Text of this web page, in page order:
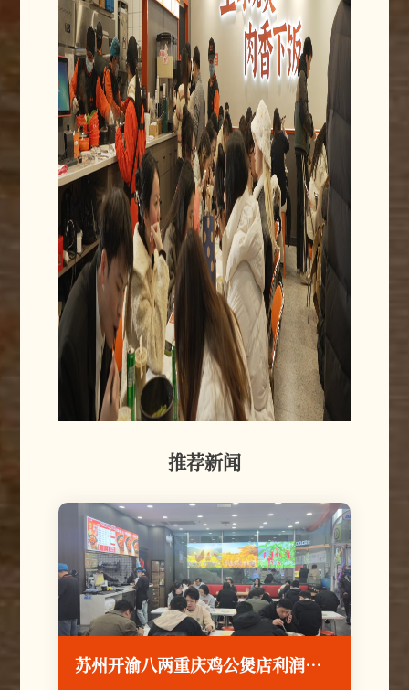
推荐新闻
苏州开渝八两重庆鸡公煲店利润多少?苏州目前开了几家渝八两店？